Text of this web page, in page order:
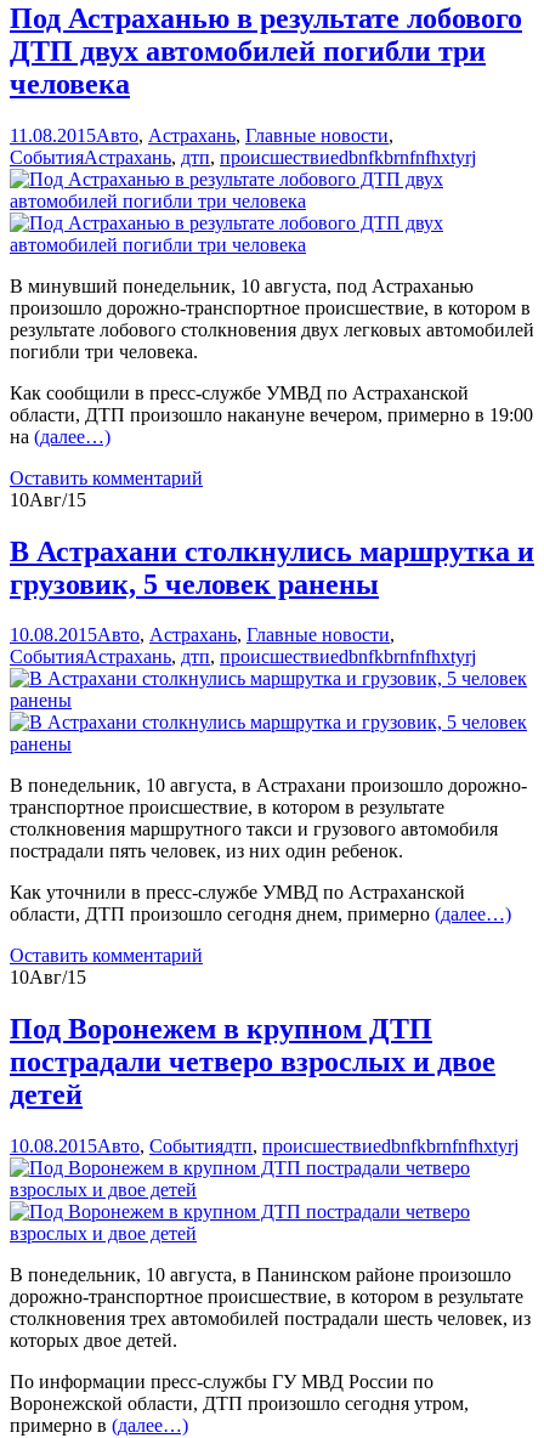
Под Астраханью в результате лобового
ДТП двух автомобилей погибли три
человека
11.08.2015Авто, Астрахань, Главные новости,
СобытияАстрахань, дтп, происшествиеdbnfkbrnfnfhxtyrj
В минувший понедельник, 10 августа, под Астраханью
произошло дорожно-транспортное происшествие, в котором в
результате лобового столкновения двух легковых автомобилей
погибли три человека.
Как сообщили в пресс-службе УМВД по Астраханской
области, ДТП произошло накануне вечером, примерно в 19:00
на (далее…)
Оставить комментарий
10Авг/15
В Астрахани столкнулись маршрутка и
грузовик, 5 человек ранены
10.08.2015Авто, Астрахань, Главные новости,
СобытияАстрахань, дтп, происшествиеdbnfkbrnfnfhxtyrj
В понедельник, 10 августа, в Астрахани произошло дорожно-
транспортное происшествие, в котором в результате
столкновения маршрутного такси и грузового автомобиля
пострадали пять человек, из них один ребенок.
Как уточнили в пресс-службе УМВД по Астраханской
области, ДТП произошло сегодня днем, примерно (далее…)
Оставить комментарий
10Авг/15
Под Воронежем в крупном ДТП
пострадали четверо взрослых и двое
детей
10.08.2015Авто, Событиядтп, происшествиеdbnfkbrnfnfhxtyrj
В понедельник, 10 августа, в Панинском районе произошло
дорожно-транспортное происшествие, в котором в результате
столкновения трех автомобилей пострадали шесть человек, из
которых двое детей.
По информации пресс-службы ГУ МВД России по
Воронежской области, ДТП произошло сегодня утром,
примерно в (далее…)